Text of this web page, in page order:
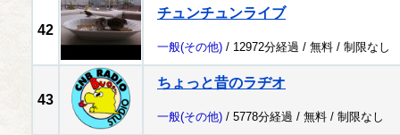
42
チュンチュンライブ
一般(その他) / 12972分経過 / 無料 / 制限なし
43
ちょっと昔のラヂオ
一般(その他) / 5778分経過 / 無料 / 制限なし